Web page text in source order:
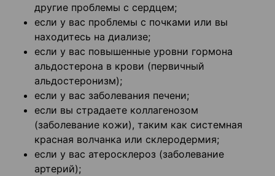
другие проблемы с сердцем;
если у вас проблемы с почками или вы
находитесь на диализе;
если у вас повышенные уровни гормона
альдостерона в крови (первичный
альдостеронизм);
если у вас заболевания печени;
если вы страдаете коллагенозом
(заболевание кожи), таким как системная
красная волчанка или склеродермия;
если у вас атеросклероз (заболевание
артерий);